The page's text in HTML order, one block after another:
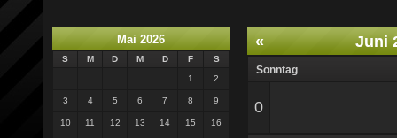
Mai 2026
S M D M D F
S
1
2
3 4 5 6 7 8 9
10 11 12 13 14 15 16
« Juni
Sonntag
0